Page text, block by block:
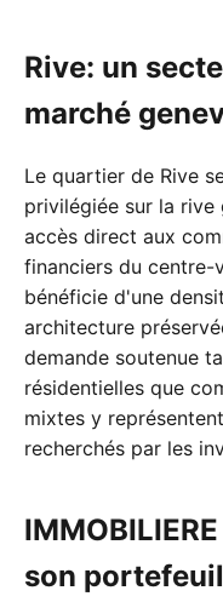
Rive: un
marché
Le quartier de Rive
privilégiée sur la rive
accès direct aux
financiers du centre-
bénéficie d'une
architecture
demande soutenue
résidentielles que
mixtes y
recherchés par les
son